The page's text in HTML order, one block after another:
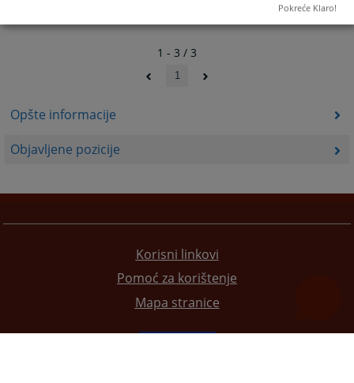
Opšte informacije
Objavljene pozicije
1 - 3 / 3
1
Korisni linkovi
Pomoć za korištenje
Mapa stranice
Pokreće Klaro!